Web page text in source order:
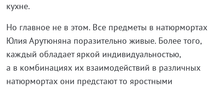
кухне.
Но главное не в этом. Все предметы в натюрмортах
Юлия Арутюняна поразительно живые. Более того,
каждый обладает яркой индивидуальностью,
а в комбинациях их взаимодействий в различных
натюрмортах они предстают то яростными